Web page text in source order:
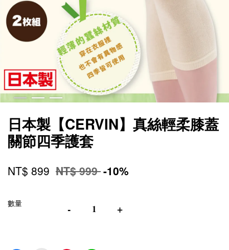
日本製【CERVIN】真絲輕柔膝蓋
關節四季護套
NT$ 899 NT$ 999-10%
數量 - +